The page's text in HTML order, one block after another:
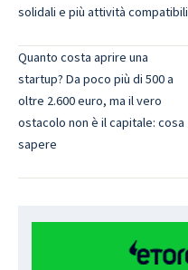
solidali e più attività compatibili
Quanto costa aprire una
startup? Da poco più di 500 a
oltre 2.600 euro, ma il vero
ostacolo non è il capitale: cosa
sapere